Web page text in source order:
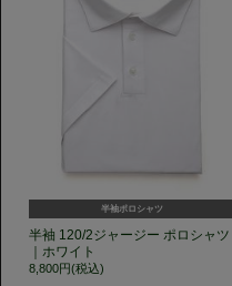
半袖ポロシャツ
半袖 120/2ジャージー ポロシャツ
｜ホワイト
8,800円(税込)